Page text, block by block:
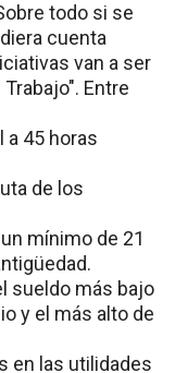
todo si se
cuenta
van a ser
Entre
a 45 horas
de los
mínimo de 21
sueldo más bajo
y el más alto de
en las utilidades